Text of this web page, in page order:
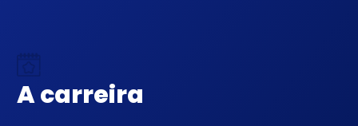
A carreira